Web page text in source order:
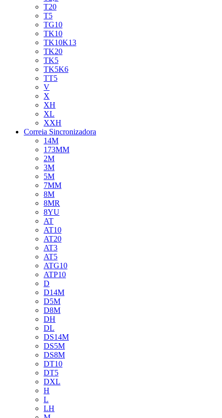
T20
T5
TG10
TK10
TK10K13
TK20
TK5
TK5K6
TT5
V
X
XH
XL
XXH
Correia Sincronizadora
14M
173MM
2M
3M
5M
7MM
8M
8MR
8YU
AT
AT10
AT20
AT3
AT5
ATG10
ATP10
D
D14M
D5M
D8M
DH
DL
DS14M
DS5M
DS8M
DT10
DT5
DXL
H
L
LH